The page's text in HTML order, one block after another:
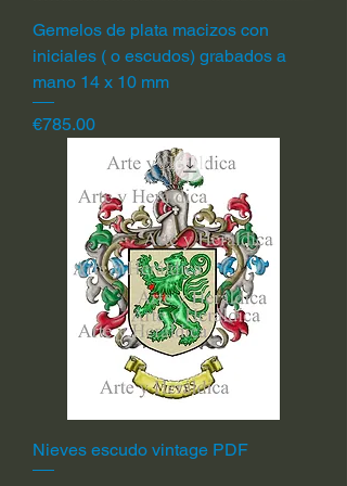
Gemelos de plata macizos con
iniciales ( o escudos) grabados a
mano 14 x 10 mm
Price
€785.00
Nieves escudo vintage PDF